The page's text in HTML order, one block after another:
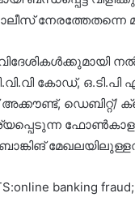
നേരത്തേതന്നെ
കോഡ്, ഒ.ടി.പി
ഡെബിറ്റ്/
banking